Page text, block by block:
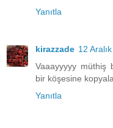
Yanıtla
kirazzade 12
Vaaayyyyy müthiş
bir köşesine
Yanıtla